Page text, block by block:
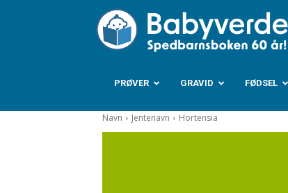
PRØVER GRAVID FØDSEL
Navn Jentenavn Hortensia